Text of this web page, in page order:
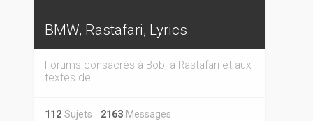
BMW, Rastafari, Lyrics
Forums consacrés à Bob, à Rastafari et aux
textes de...
112Sujets 2163Messages